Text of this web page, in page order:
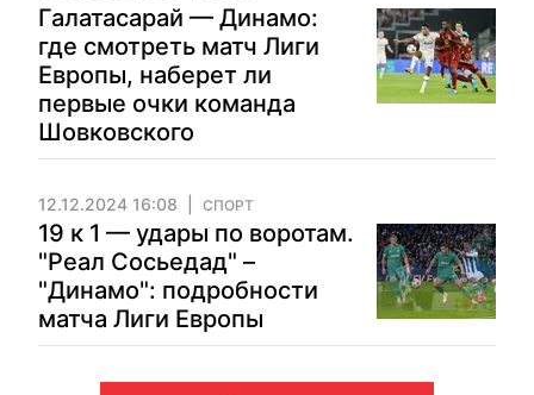
Галатасарай — Динамо:
где смотреть матч Лиги
Европы, наберет ли
первые очки команда
Шовковского
12.12.2024 16:08 СПОРТ
19 к 1 — удары по воротам.
"Реал Сосьедад" –
"Динамо": подробности
матча Лиги Европы